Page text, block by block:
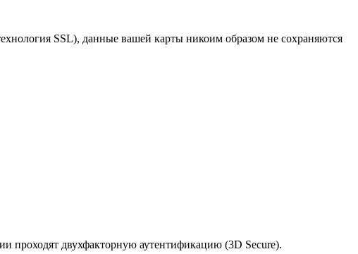
SSL), данные вашей карты никоим образом не сохраняются
проходят двухфакторную аутентификацию (3D Secure).